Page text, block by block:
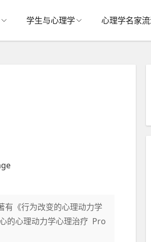
学生与心理学 心理学名家
有《行为改变的心理动力学
的心理动力学心理治疗 Pro